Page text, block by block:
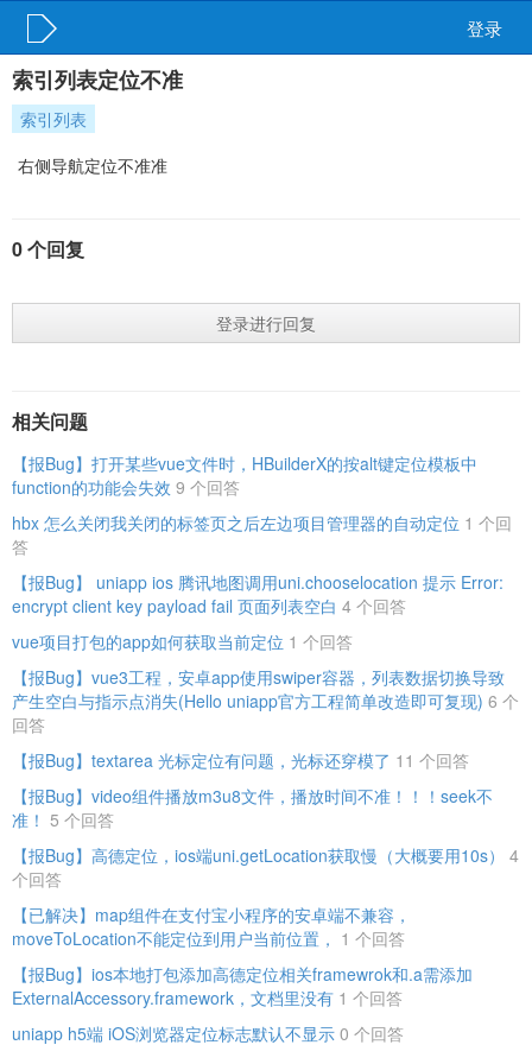
登录
索引列表定位不准
索引列表
右侧导航定位不准准
0 个回复
登录进行回复
相关问题
【报Bug】打开某些vue文件时，HBuilderX的按alt键定位模板中
function的功能会失效 9 个回答
hbx 怎么关闭我关闭的标签页之后左边项目管理器的自动定位 1 个回
答
【报Bug】 uniapp ios 腾讯地图调用uni.chooselocation 提示 Error:
encrypt client key payload fail 页面列表空白 4 个回答
vue项目打包的app如何获取当前定位 1 个回答
【报Bug】vue3工程，安卓app使用swiper容器，列表数据切换导致
产生空白与指示点消失(Hello uniapp官方工程简单改造即可复现) 6 个
回答
【报Bug】textarea 光标定位有问题，光标还穿模了 11 个回答
【报Bug】video组件播放m3u8文件，播放时间不准！！！seek不
准！ 5 个回答
【报Bug】高德定位，ios端uni.getLocation获取慢（大概要用10s）
4
个回答
【已解决】map组件在支付宝小程序的安卓端不兼容，
moveToLocation不能定位到用户当前位置， 1 个回答
【报Bug】ios本地打包添加高德定位相关framewrok和.a需添加
ExternalAccessory.framework，文档里没有 1 个回答
uniapp h5端 iOS浏览器定位标志默认不显示 0 个回答